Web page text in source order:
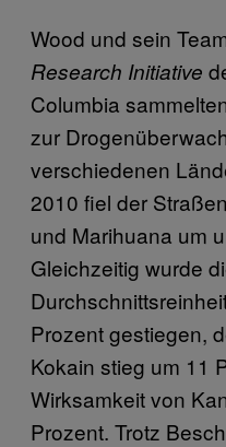
Wood und sein
Research Initiative
Columbia
zur
verschiedenen
2010 fiel der
und Marihuana um
Gleichzeitig wurde
Prozent gestiegen,
Kokain stieg um 11
Wirksamkeit von
Prozent. Trotz